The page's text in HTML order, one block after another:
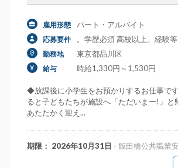
雇用形態 パート・アルバイト
応募要件 。学歴必須 高校以上。経験等
勤務地 東京都品川区
給与 時給1,330円～1,530円
◆放課後に小学生をお預かりするお仕事で
ると子どもたちが施設へ「ただいまー!」と
あたたかく迎え...
期限： 2026年10月31日 - 飯田橋公共職業